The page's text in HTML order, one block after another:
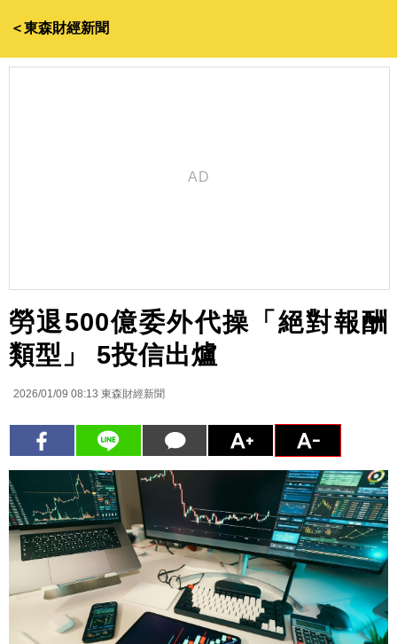
＜東森財經新聞
勞退500億委外代操「絕對報酬
類型」 5投信出爐
2026/01/09 08:13 東森財經新聞